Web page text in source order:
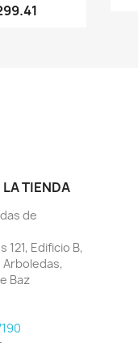
TIENDA
de
Edificio B,
Arboledas,
Baz